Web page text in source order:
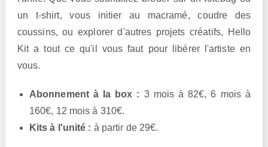
un t-shirt, vous initier au macramé, coudre des
coussins, ou explorer d'autres projets créatifs, Hello
Kit a tout ce qu'il vous faut pour libérer l'artiste en
vous.
Abonnement à la box : 3 mois à 82€, 6 mois à
160€, 12 mois à 310€.
Kits à l'unité : à partir de 29€.